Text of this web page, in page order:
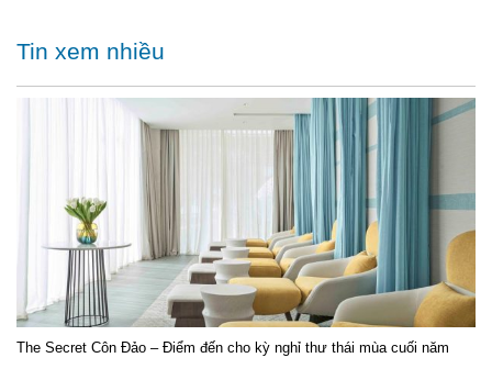
Tin xem nhiều
The Secret Côn Đảo – Điểm đến cho kỳ nghỉ thư thái mùa cuối năm